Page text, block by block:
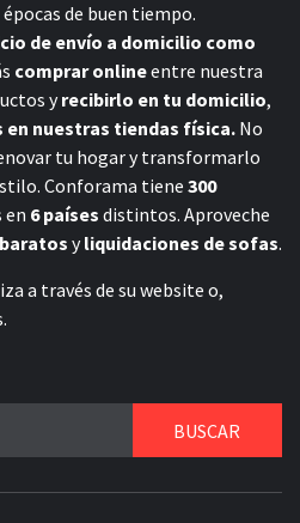
de buen tiempo.
de envío a domicilio como
comprar onlineentre nuestra
yrecibirlo en tu domicilio,
nuestras tiendas física. No
tu hogar y transformarlo
Conforama tiene 300
en 6 países distintos. Aproveche
yliquidaciones de sofas.
a través de su website o,